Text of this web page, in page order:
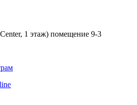
1 этаж) помещение 9-3